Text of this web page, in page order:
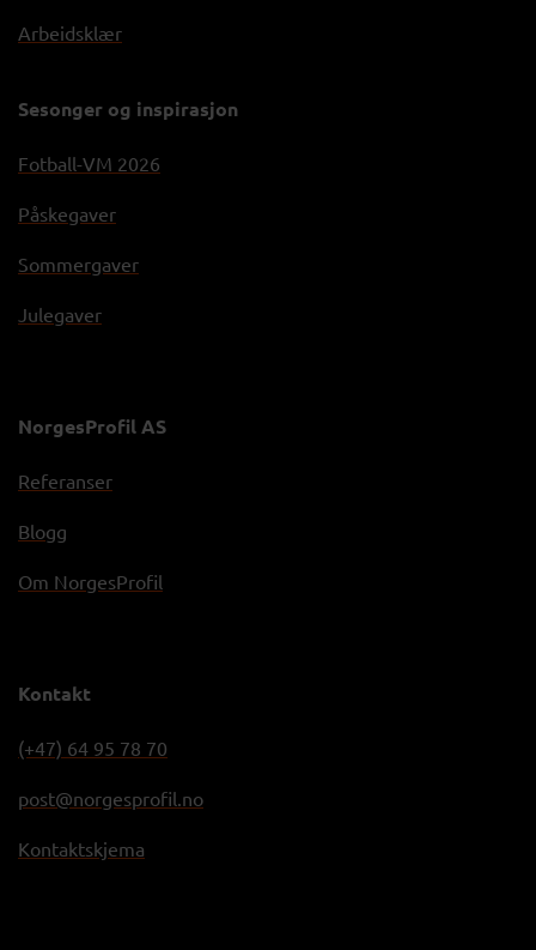
Arbeidsklær
Sesonger og inspirasjon
Fotball-VM 2026
Påskegaver
Sommergaver
Julegaver
NorgesProfil AS
Referanser
Blogg
Om NorgesProfil
Kontakt
(+47) 64 95 78 70
post@norgesprofil.no
Kontaktskjema